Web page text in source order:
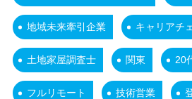
地域未来牽引企業 キャリアチ
土地家屋調査士 関東 20
フルリモート 技術営業